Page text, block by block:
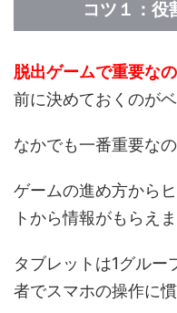
コツ１：役
脱出ゲームで重要な
前に決めておくのがベ
なかでも一番重要な
ゲームの進め方から
トから情報がもらえま
タブレットは1グルー
者でスマホの操作に